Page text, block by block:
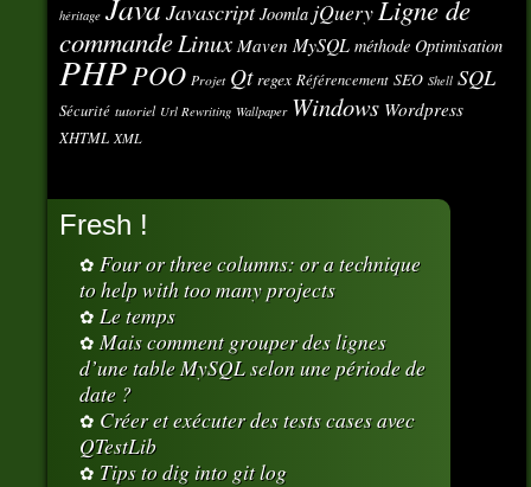
héritage Java Javascript Joomla jQueryLigne de
commandeLinux Maven MySQL méthode Optimisation
PHPPOO Projet Qt regex Référencement SEO Shell SQL
Sécurité tutoriel Url Rewriting Wallpaper Windows Wordpress
XHTML XML
Fresh !
Four or three columns: or a technique
to help with too many projects
Le temps
Mais comment grouper des lignes
d’une table MySQL selon une période de
date ?
Créer et exécuter des tests cases avec
QTestLib
Tips to dig into git log